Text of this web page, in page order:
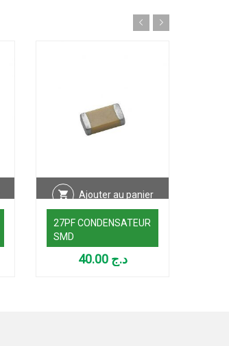
Ajouter au panier
27PF CONDENSATEUR
SMD
د.ج 40.00